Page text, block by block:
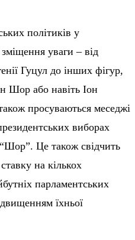
політиків у
уваги – від
Гуцул до інших фігур,
Шор або навіть Іон
просуваються меседжі
виборах
Це також свідчить
на кількох
парламентських
їхньої